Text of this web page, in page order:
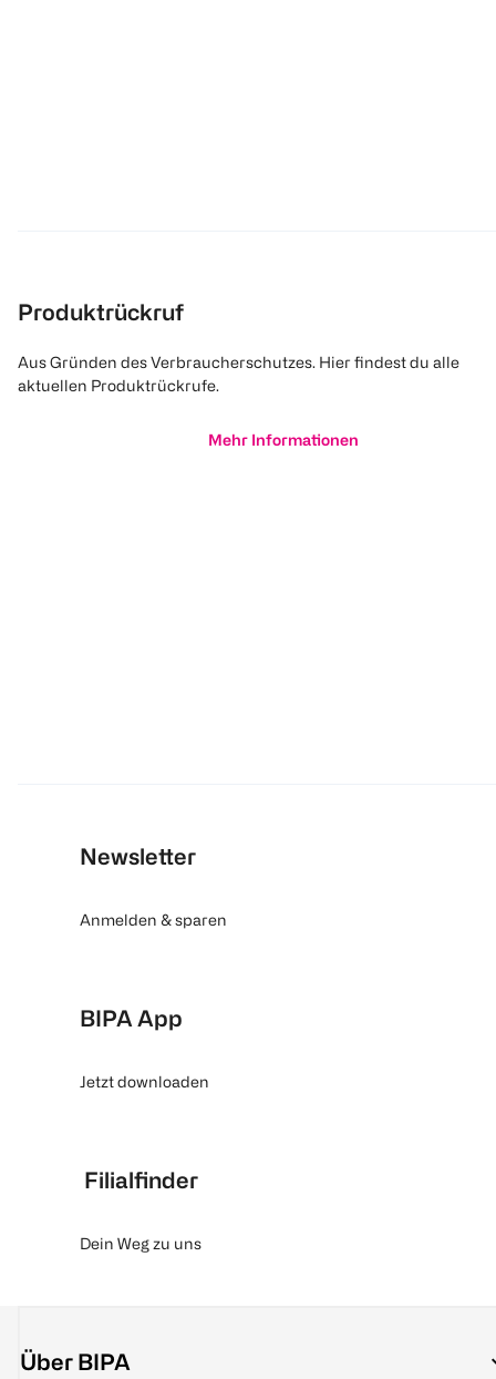
Produktrückruf
Aus Gründen des Verbraucherschutzes. Hier findest du alle
aktuellen Produktrückrufe.
Mehr Informationen
Newsletter
Anmelden & sparen
BIPA App
Jetzt downloaden
Filialfinder
Dein Weg zu uns
Über BIPA